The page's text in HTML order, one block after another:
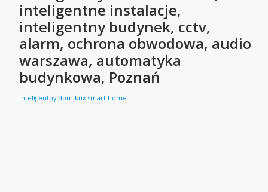
inteligentne instalacje,
inteligentny budynek, cctv,
alarm, ochrona obwodowa, audio
warszawa, automatyka
budynkowa, Poznań
inteligentny dom knx smart home